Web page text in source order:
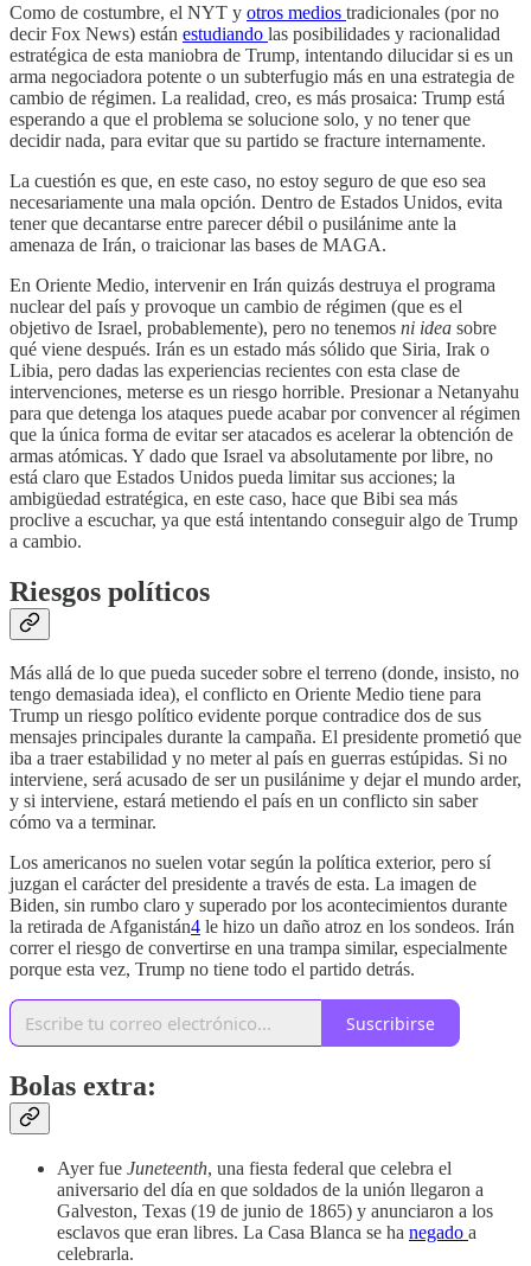
Como de costumbre, el NYT y otros medios tradicionales (por no
decir Fox News) están estudiando las posibilidades y racionalidad
estratégica de esta maniobra de Trump, intentando dilucidar si es un
arma negociadora potente o un subterfugio más en una estrategia de
cambio de régimen. La realidad, creo, es más prosaica: Trump está
esperando a que el problema se solucione solo, y no tener que
decidir nada, para evitar que su partido se fracture internamente.
La cuestión es que, en este caso, no estoy seguro de que eso sea
necesariamente una mala opción. Dentro de Estados Unidos, evita
tener que decantarse entre parecer débil o pusilánime ante la
amenaza de Irán, o traicionar las bases de MAGA.
En Oriente Medio, intervenir en Irán quizás destruya el programa
nuclear del país y provoque un cambio de régimen (que es el
objetivo de Israel, probablemente), pero no tenemos ni idea sobre
qué viene después. Irán es un estado más sólido que Siria, Irak o
Libia, pero dadas las experiencias recientes con esta clase de
intervenciones, meterse es un riesgo horrible. Presionar a Netanyahu
para que detenga los ataques puede acabar por convencer al régimen
que la única forma de evitar ser atacados es acelerar la obtención de
armas atómicas. Y dado que Israel va absolutamente por libre, no
está claro que Estados Unidos pueda limitar sus acciones; la
ambigüedad estratégica, en este caso, hace que Bibi sea más
proclive a escuchar, ya que está intentando conseguir algo de Trump
a cambio.
Riesgos políticos
Más allá de lo que pueda suceder sobre el terreno (donde, insisto, no
tengo demasiada idea), el conflicto en Oriente Medio tiene para
Trump un riesgo político evidente porque contradice dos de sus
mensajes principales durante la campaña. El presidente prometió que
iba a traer estabilidad y no meter al país en guerras estúpidas. Si no
interviene, será acusado de ser un pusilánime y dejar el mundo arder,
y si interviene, estará metiendo el país en un conflicto sin saber
cómo va a terminar.
Los americanos no suelen votar según la política exterior, pero sí
juzgan el carácter del presidente a través de esta. La imagen de
Biden, sin rumbo claro y superado por los acontecimientos durante
la retirada de Afganistán4 le hizo un daño atroz en los sondeos. Irán
correr el riesgo de convertirse en una trampa similar, especialmente
porque esta vez, Trump no tiene todo el partido detrás.
Suscribirse
Bolas extra:
Ayer fue Juneteenth, una fiesta federal que celebra el
aniversario del día en que soldados de la unión llegaron a
Galveston, Texas (19 de junio de 1865) y anunciaron a los
esclavos que eran libres. La Casa Blanca se ha negado a
celebrarla.